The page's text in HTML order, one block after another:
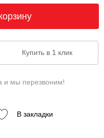
и мы перезвоним!
В закладки